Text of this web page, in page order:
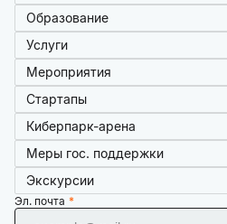
Образование
Услуги
Мероприятия
Стартапы
Киберпарк-арена
Меры гос. поддержки
Экскурсии
Эл. почта